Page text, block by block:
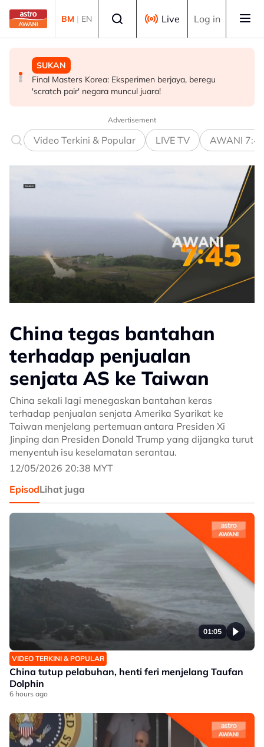
Skip to main content
BM | EN Live Log in
POLITIK
[TERKINI] Buat masa ini, Bersatu masih anggota PN -
Ahmad Samsuri
SUKAN
Final Masters Korea: Eksperimen berjaya, beregu
'scratch pair' negara muncul juara!
MALAYSIA
Penjualan aset Felda: Ahmad Shabery bimbang PM
terima maklumat kurang tepat
Advertisement
Video Terkini & Popular LIVE TV AWANI
China tegas bantahan
terhadap penjualan
senjata AS ke Taiwan
China sekali lagi menegaskan bantahan keras
terhadap penjualan senjata Amerika Syarikat ke
Taiwan menjelang pertemuan antara Presiden Xi
Jinping dan Presiden Donald Trump yang dijangka turut
menyentuh isu keselamatan serantau.
12/05/2026 20:38 MYT
EpisodLihat juga
01:05
VIDEO TERKINI & POPULAR
China tutup pelabuhan, henti feri menjelang Taufan
Dolphin
6 hours ago